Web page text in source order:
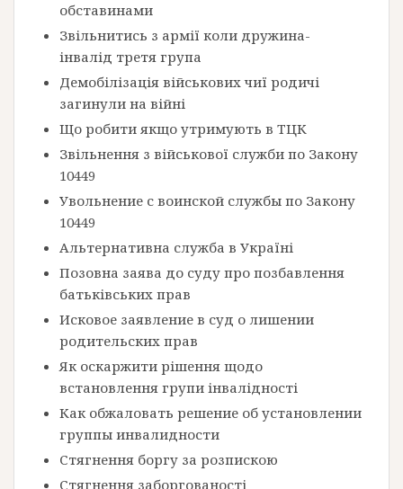
обставинами
Звільнитись з армії коли дружина-
інвалід третя група
Демобілізація військових чиї родичі
загинули на війні
Що робити якщо утримують в ТЦК
Звільнення з військової служби по Закону
10449
Увольнение с воинской службы по Закону
10449
Альтернативна служба в Україні
Позовна заява до суду про позбавлення
батьківських прав
Исковое заявление в суд о лишении
родительских прав
Як оскаржити рішення щодо
встановлення групи інвалідності
Как обжаловать решение об установлении
группы инвалидности
Стягнення боргу за розпискою
Стягнення заборгованості